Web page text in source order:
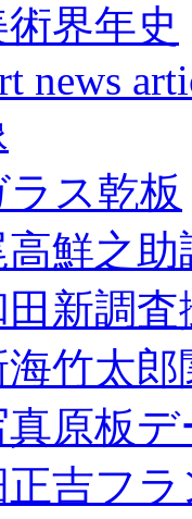
術界年史
news
ラス乾板
高鮮之
田新調査
海竹太
真原板
正吉フ